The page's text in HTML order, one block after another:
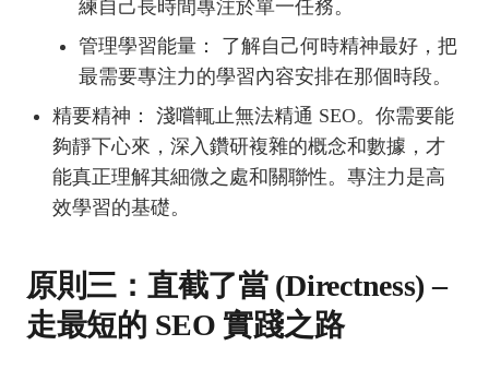
練自己長時間專注於單一任務。
管理學習能量： 了解自己何時精神最好，把
最需要專注力的學習內容安排在那個時段。
精要精神： 淺嚐輒止無法精通 SEO。你需要能
夠靜下心來，深入鑽研複雜的概念和數據，才
能真正理解其細微之處和關聯性。專注力是高
效學習的基礎。
原則三：直截了當 (Directness) –
走最短的 SEO 實踐之路